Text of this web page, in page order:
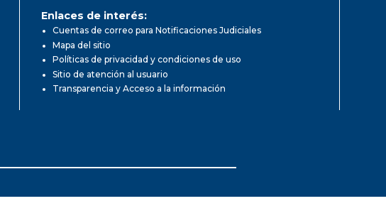
Enlaces de interés:
Cuentas de correo para Notificaciones Judiciales
Mapa del sitio
Políticas de privacidad y condiciones de uso
Sitio de atención al usuario
Transparencia y Acceso a la información